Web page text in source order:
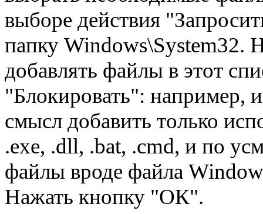
выборе действия
папку Windows\System32.
добавлять файлы в этот
"Блокировать": например,
смысл добавить только
.exe, .dll, .bat, .cmd, и по
файлы вроде файла
Нажать кнопку "ОК".